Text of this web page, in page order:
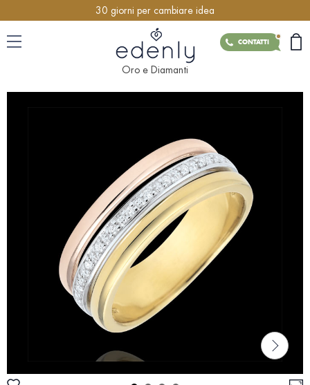
30 giorni per cambiare idea
CONTATTI
Oro e Diamanti